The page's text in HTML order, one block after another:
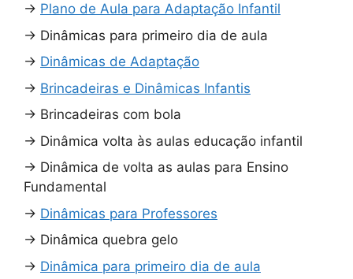
→ Plano de Aula para Adaptação Infantil
→ Dinâmicas para primeiro dia de aula
→ Dinâmicas de Adaptação
→ Brincadeiras e Dinâmicas Infantis
→ Brincadeiras com bola
→ Dinâmica volta às aulas educação infantil
→ Dinâmica de volta as aulas para Ensino
Fundamental
→ Dinâmicas para Professores
→ Dinâmica quebra gelo
→ Dinâmica para primeiro dia de aula